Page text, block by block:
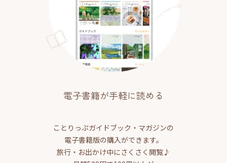
電子書籍が手軽に読める
ことりっぷガイドブック・マガジンの
電子書籍版の購入ができます。
旅行・お出かけ中にさくさく閲覧♪